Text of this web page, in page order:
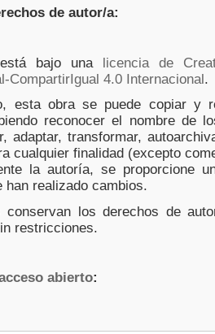
de autor/a:
bajo una licencia de
CompartirIgual 4.0 Internacional.
esta obra se puede copiar y
reconocer el nombre de
adaptar, transformar,
cualquier finalidad (excepto
la autoría, se proporcione
han realizado cambios.
conservan los derechos de
restricciones.
abierto: